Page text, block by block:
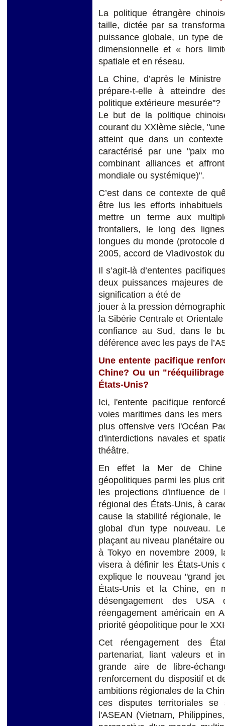
La politique étrangère
taille, dictée par sa
puissance globale, un type
dimensionnelle et « hors
spatiale et en réseau.
La Chine, d’après le
prépare-t-elle à atteindre
politique extérieure mesurée"?
Le but de la politique
courant du XXIème siècle,
atteint que dans un
caractérisé par une "paix
combinant alliances et
mondiale ou systémique)".
C’est dans ce contexte de
être lus les efforts
mettre un terme aux
frontaliers, le long des
longues du monde (protocole
2005, accord de Vladivostok
Il s’agit-là d’ententes
deux puissances majeures
signification a été de
jouer à la pression
la Sibérie Centrale et
confiance au Sud, dans le
déférence avec les pays de
Une entente pacifique
Chine? Ou un
États-Unis?
Ici, l'entente pacifique
voies maritimes dans les
plus offensive vers l'Océan
d'interdictions navales et
théâtre.
En effet la Mer de Chine
géopolitiques parmi les plus
les projections d'influence
régional des États-Unis, à
cause la stabilité régionale,
global d'un type nouveau.
plaçant au niveau planétaire
à Tokyo en novembre 2009,
visera à définir les États-Unis
explique le nouveau "grand
États-Unis et la Chine, en
désengagement des
réengagement américain en
priorité géopolitique pour le
Cet réengagement des
partenariat, liant valeurs et
grande aire de libre-
renforcement du dispositif et
ambitions régionales de la
ces disputes territoriales
l'ASEAN (Vietnam,